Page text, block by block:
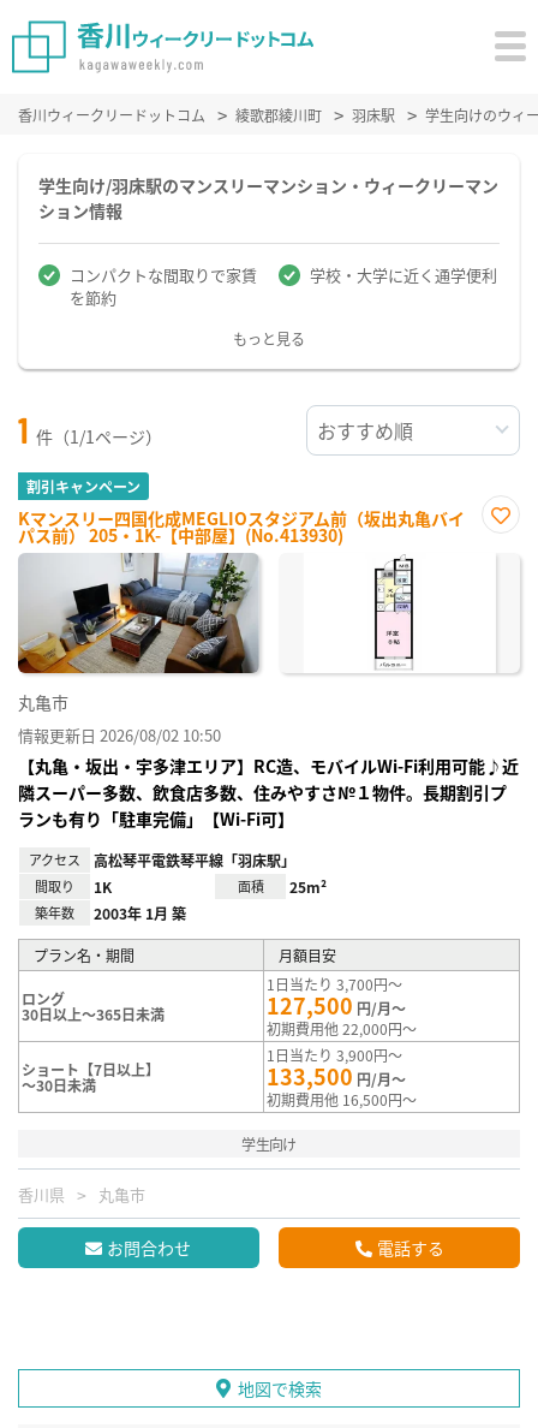
香川ウィークリードットコム 綾歌郡綾川町 羽床駅 学生向けのウィ
学生向け/羽床駅のマンスリーマンション・ウィークリーマン
ション情報
コンパクトな間取りで家賃
を節約
学校・大学に近く通学便利
もっと見る
1 件（1/1ページ）
割引キャンペーン
Kマンスリー四国化成MEGLIOスタジアム前（坂出丸亀バイ
パス前） 205・1K-【中部屋】(No.413930)
に入
丸亀市
情報更新日 2026/08/02 10:50
【丸亀・坂出・宇多津エリア】RC造、モバイルWi-Fi利用可能♪近
隣スーパー多数、飲食店多数、住みやすさ№１物件。長期割引プ
ランも有り「駐車完備」【Wi-Fi可】
アクセス 高松琴平電鉄琴平線「羽床駅」
間取り 1K 面積 25m²
築年数 2003年 1月 築
プラン名・期間 月額目安
ロング
30日以上～365日未満
1日当たり 3,700円～
127,500 円/月～
初期費用他 22,000円～
ショート【7日以上】
～30日未満
1日当たり 3,900円～
133,500 円/月～
初期費用他 16,500円～
学生向け
香川県 丸亀市
お問合わせ 電話する
地図で検索